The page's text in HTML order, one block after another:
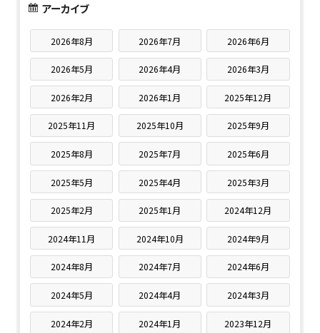
アーカイブ
2026年8月 2026年7月 2026年6月
2026年5月 2026年4月 2026年3月
2026年2月 2026年1月 2025年12月
2025年11月 2025年10月 2025年9月
2025年8月 2025年7月 2025年6月
2025年5月 2025年4月 2025年3月
2025年2月 2025年1月 2024年12月
2024年11月 2024年10月 2024年9月
2024年8月 2024年7月 2024年6月
2024年5月 2024年4月 2024年3月
2024年2月 2024年1月 2023年12月